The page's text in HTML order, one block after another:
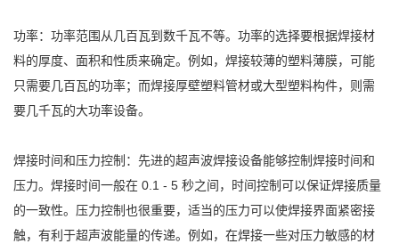
功率：功率范围从几百瓦到数千瓦不等。功率的选择要根据焊接材
料的厚度、面积和性质来确定。例如，焊接较薄的塑料薄膜，可能
只需要几百瓦的功率；而焊接厚壁塑料管材或大型塑料构件，则需
要几千瓦的大功率设备。
焊接时间和压力控制：先进的超声波焊接设备能够控制焊接时间和
压力。焊接时间一般在 0.1 - 5 秒之间，时间控制可以保证焊接质量
的一致性。压力控制也很重要，适当的压力可以使焊接界面紧密接
触，有利于超声波能量的传递。例如，在焊接一些对压力敏感的材